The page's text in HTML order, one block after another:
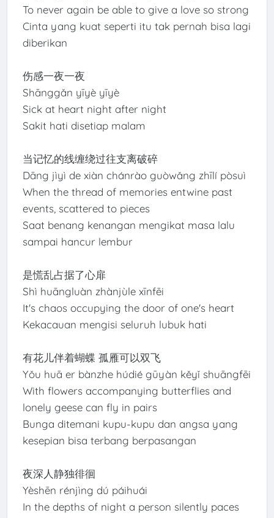
To never again be able to give a love so strong
Cinta yang kuat seperti itu tak pernah bisa lagi
diberikan
伤感一夜一夜
Shānggǎn yīyè yīyè
Sick at heart night after night
Sakit hati disetiap malam
当记忆的线缠绕过往支离破碎
Dāng jìyì de xiàn chánrào guòwǎng zhīlí pòsuì
When the thread of memories entwine past
events, scattered to pieces
Saat benang kenangan mengikat masa lalu
sampai hancur lembur
是慌乱占据了心扉
Shì huāngluàn zhànjùle xīnfēi
It's chaos occupying the door of one's heart
Kekacauan mengisi seluruh lubuk hati
有花儿伴着蝴蝶 孤雁可以双飞
Yǒu huā er bànzhe húdié gūyàn kěyǐ shuāngfēi
With flowers accompanying butterflies and
lonely geese can fly in pairs
Bunga ditemani kupu-kupu dan angsa yang
kesepian bisa terbang berpasangan
夜深人静独徘徊
Yèshēn rénjìng dú páihuái
In the depths of night a person silently paces